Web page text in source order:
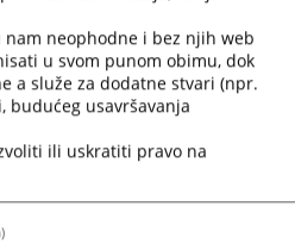
i predvidivih rokova u
neophodne i bez njih web
u svom punom obimu, dok
a služe za dodatne stvari (npr.
budućeg usavršavanja
ili uskratiti pravo na